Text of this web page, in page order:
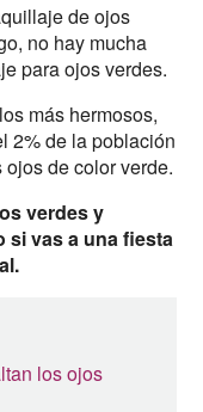
de ojos
no hay mucha
para ojos verdes.
más hermosos,
2% de la población
de color verde.
verdes y
si vas a una fiesta
los ojos